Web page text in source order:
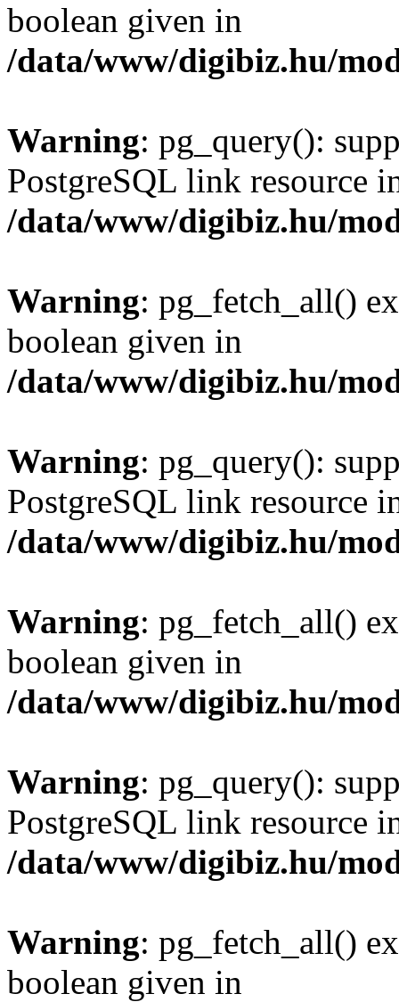
boolean given in
/data/www/digibiz.hu/
Warning: pg_query():
PostgreSQL link resource
/data/www/digibiz.hu/
Warning: pg_fetch_all()
boolean given in
/data/www/digibiz.hu/
Warning: pg_query():
PostgreSQL link resource
/data/www/digibiz.hu/
Warning: pg_fetch_all()
boolean given in
/data/www/digibiz.hu/
Warning: pg_query():
PostgreSQL link resource
/data/www/digibiz.hu/
Warning: pg_fetch_all()
boolean given in